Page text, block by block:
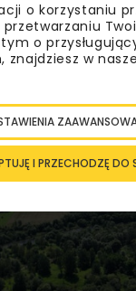
artykuły
KOLEJ
o korzystaniu
o
znajdziesz w
I PRZECHODZĘ DO